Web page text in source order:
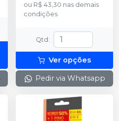
ou R$ 43,30 nas demais
condições
Qtd :
Ver opções
Pedir via Whatsapp